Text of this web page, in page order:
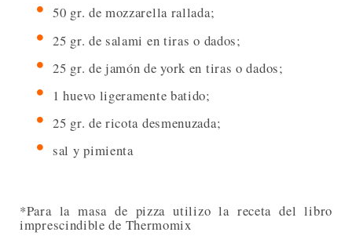
50 gr. de mozzarella rallada;
25 gr. de salami en tiras o dados;
25 gr. de jamón de york en tiras o dados;
1 huevo ligeramente batido;
25 gr. de ricota desmenuzada;
sal y pimienta
*Para la masa de pizza utilizo la receta del libro
imprescindible de Thermomix